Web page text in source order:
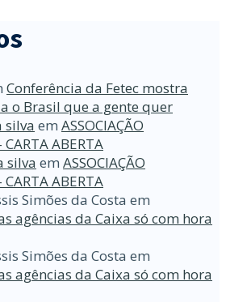
Conferência da Fetec mostra
o Brasil que a gente quer
silva em ASSOCIAÇÃO
ABERTA
silva em ASSOCIAÇÃO
ABERTA
Simões da Costa em
agências da Caixa só com hora
Simões da Costa em
agências da Caixa só com hora